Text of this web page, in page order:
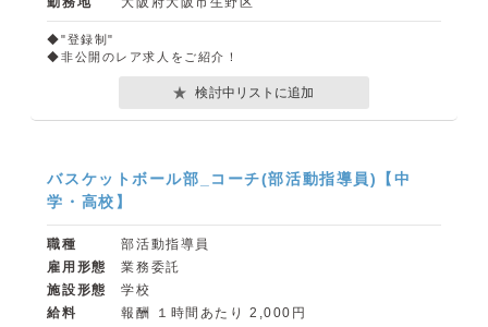
◆"登録制"
◆非公開のレア求人をご紹介！
検討中リストに追加
バスケットボール部_コーチ(部活動指導員)【中
学・高校】
職種
部活動指導員
雇用形態
業務委託
施設形態
学校
給料
報酬 １時間あたり 2,000円